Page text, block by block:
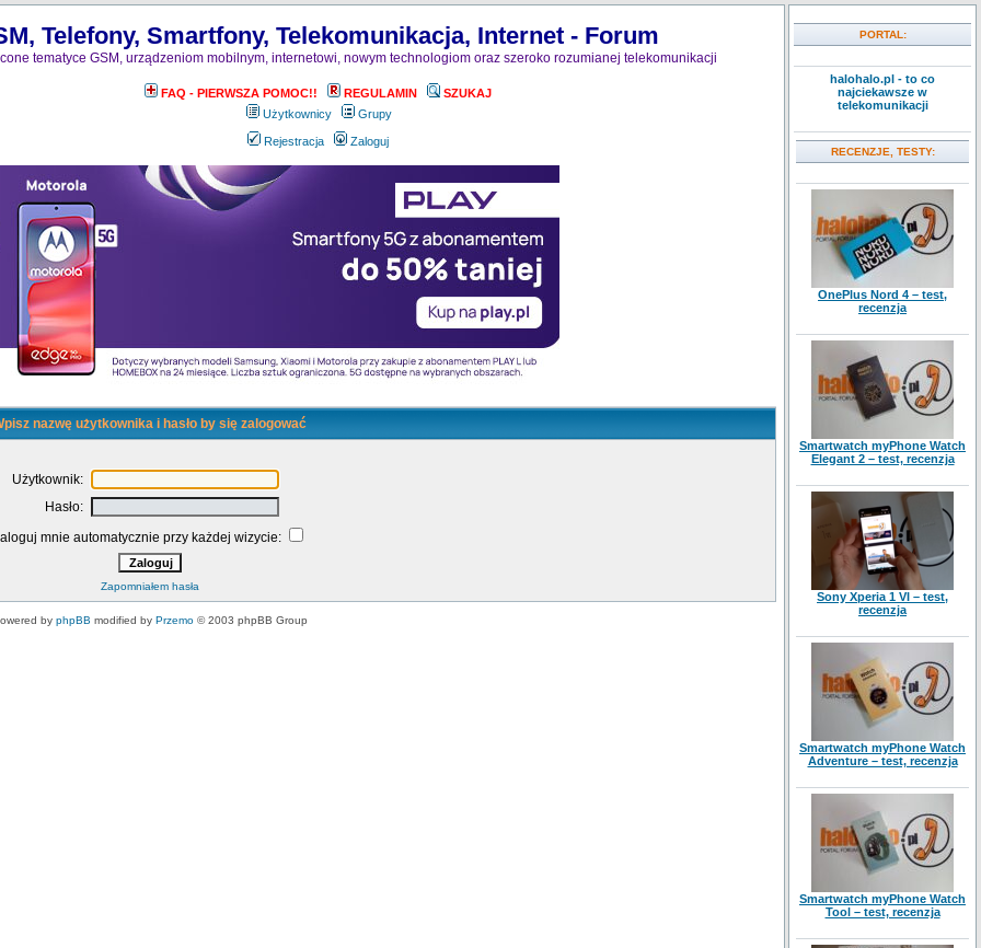
Telefony, Smartfony, Telekomunikacja, Internet - Forum
tematyce GSM, urządzeniom mobilnym, internetowi, nowym technologiom oraz szeroko rozumianej telekomunikacji
FAQ - PIERWSZA POMOC!! REGULAMIN
SZUKAJ
Użytkownicy
Grupy
Rejestracja Zaloguj
nazwę użytkownika i hasło by się zalogować
Użytkownik:
Hasło:
mnie automatycznie przy każdej wizycie:
Zapomniałem hasła
by phpBB modified by Przemo© 2003 phpBB Group
PORTAL:
halohalo.pl - to co
najciekawsze w
telekomunikacji
RECENZJE, TESTY:
OnePlus Nord 4 – test,
recenzja
Smartwatch myPhone Watch
Elegant 2 – test, recenzja
Sony Xperia 1 VI – test,
recenzja
Smartwatch myPhone Watch
Adventure – test, recenzja
Smartwatch myPhone Watch
Tool – test, recenzja